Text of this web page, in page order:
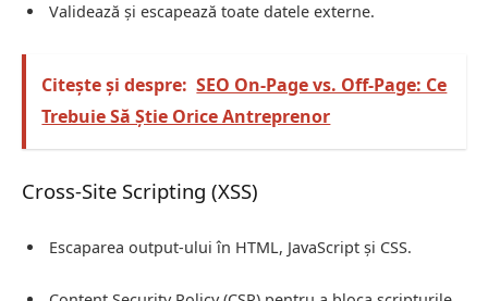
Validează și escapează toate datele externe.
Citește și despre: SEO On-Page vs. Off-Page: Ce
Trebuie Să Știe Orice Antreprenor
Cross-Site Scripting (XSS)
Escaparea output-ului în HTML, JavaScript și CSS.